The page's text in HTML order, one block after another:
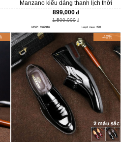
Manzano kiểu dáng thanh lịch thời
trang M62916
899,000
1,500,000
MSP: M62916 Lượt mua: 220
-40%